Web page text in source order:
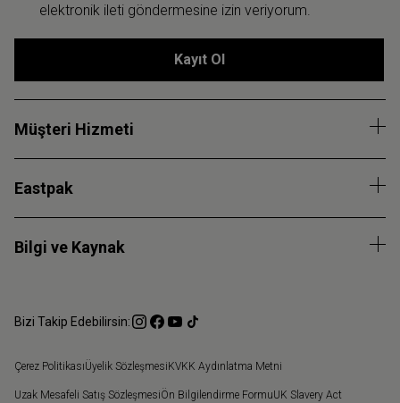
elektronik ileti göndermesine izin veriyorum.
Kayıt Ol
Müşteri Hizmeti
Eastpak
Bilgi ve Kaynak
Bizi Takip Edebilirsin:
Çerez PolitikasıÜyelik SözleşmesiKVKK Aydınlatma Metni
Uzak Mesafeli Satış SözleşmesiÖn Bilgilendirme FormuUK Slavery Act